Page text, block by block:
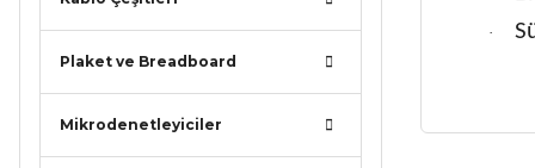
Plaket ve Breadboard
Mikrodenetleyiciler
·